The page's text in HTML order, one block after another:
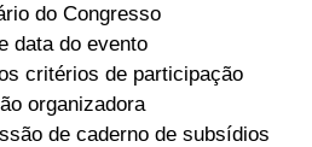
do Congresso
data do evento
critérios de participação
organizadora
de caderno de subsídios